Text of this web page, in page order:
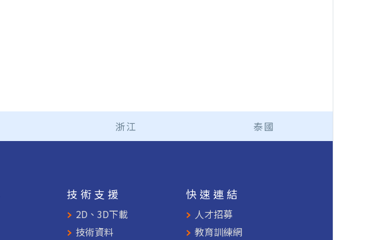
浙江 泰國
技術支援
2D、3D下載
技術資料
快速連結
人才招募
教育訓練網